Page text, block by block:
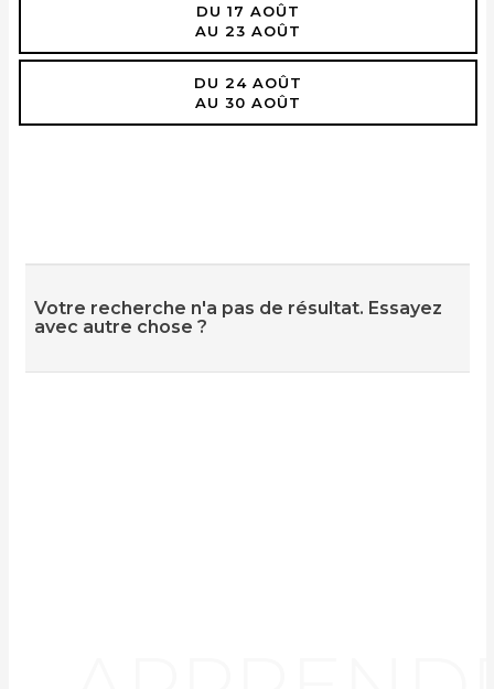
DU 17 AOÛT
AU 23 AOÛT
DU 24 AOÛT
AU 30 AOÛT
Votre recherche n'a pas de résultat. Essayez
avec autre chose ?